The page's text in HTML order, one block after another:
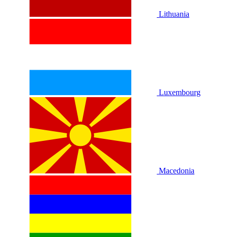
Lithuania
Luxembourg
Macedonia